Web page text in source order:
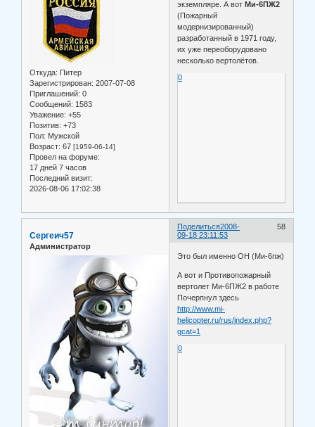
Откуда: Питер
Зарегистрирован: 2007-07-08
Приглашений: 0
Сообщений: 1583
Уважение: +55
Позитив: +73
Пол: Мужской
Возраст: 67 [1959-06-14]
Провел на форуме:
17 дней 7 часов
Последний визит:
2026-08-06 17:02:38
экземпляре. А вотМи-6ПЖ2
(Пожарный
модернизированный)
разработанный в 1971 году,
их уже переоборудовано
несколько вертолётов.
0
Поделиться 58
2008-
09-18 23:11:53
Сергеич57
Администратор
Это был именно ОН (Ми-6пж)
А вот и Противопожарный
вертолет Ми-6ПЖ2 в работе
Почерпнул здесь
http://www.mi-
helicopter.ru/rus/index.php?
gcat=1
0